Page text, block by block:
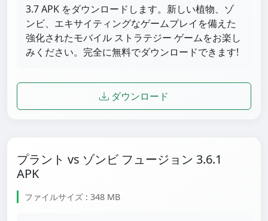
3.7 APK をダウンロードします。新しい植物、ゾ
ンビ、エキサイティングなゲームプレイを備えた
強化されたモバイル ストラテジー ゲームをお楽し
みください。完全に無料でダウンロードできます!
ダウンロード
プラント vs ゾンビ フュージョン 3.6.1
APK
ファイルサイズ : 348 MB